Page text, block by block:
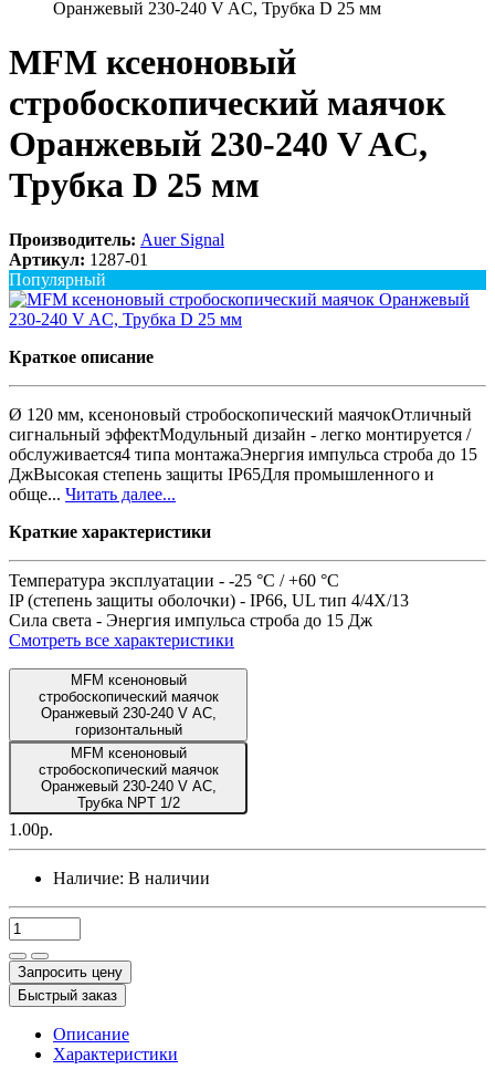
Оранжевый 230-240 V AC, Трубка D 25 мм
MFM ксеноновый
стробоскопический маячок
Оранжевый 230-240 V AC,
Трубка D 25 мм
Производитель: Auer Signal
Артикул: 1287-01
Популярный
Краткое описание
Ø 120 мм, ксеноновый стробоскопический маячокОтличный
сигнальный эффектМодульный дизайн - легко монтируется /
обслуживается4 типа монтажаЭнергия импульса строба до 15
ДжВысокая степень защиты IP65Для промышленного и
обще... Читать далее...
Краткие характеристики
Температура эксплуатации - -25 °C / +60 °C
IP (степень защиты оболочки) - IP66, UL тип 4/4X/13
Сила света - Энергия импульса строба до 15 Дж
Смотреть все характеристики
MFM ксеноновый
стробоскопический маячок
Оранжевый 230-240 V AC,
горизонтальный
MFM ксеноновый
стробоскопический маячок
Оранжевый 230-240 V AC,
Трубка NPT 1/2
1.00р.
Наличие: В наличии
Запросить цену
Быстрый заказ
Описание
Характеристики